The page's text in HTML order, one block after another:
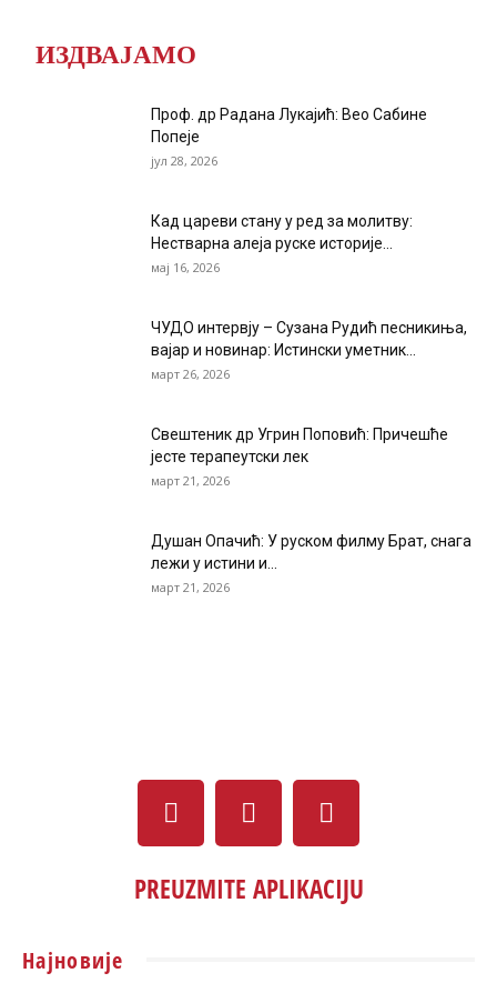
ИЗДВАЈАМО
Проф. др Радана Лукајић: Вео Сабине
Попеје
јул 28, 2026
Кад цареви стану у ред за молитву:
Нестварна алеја руске историје...
мај 16, 2026
ЧУДО интервју – Сузана Рудић песникиња,
вајар и новинар: Истински уметник...
март 26, 2026
Свештеник др Угрин Поповић: Причешће
јесте терапеутски лек
март 21, 2026
Душан Опачић: У руском филму Брат, снага
лежи у истини и...
март 21, 2026
PREUZMITE APLIKACIJU
Најновије